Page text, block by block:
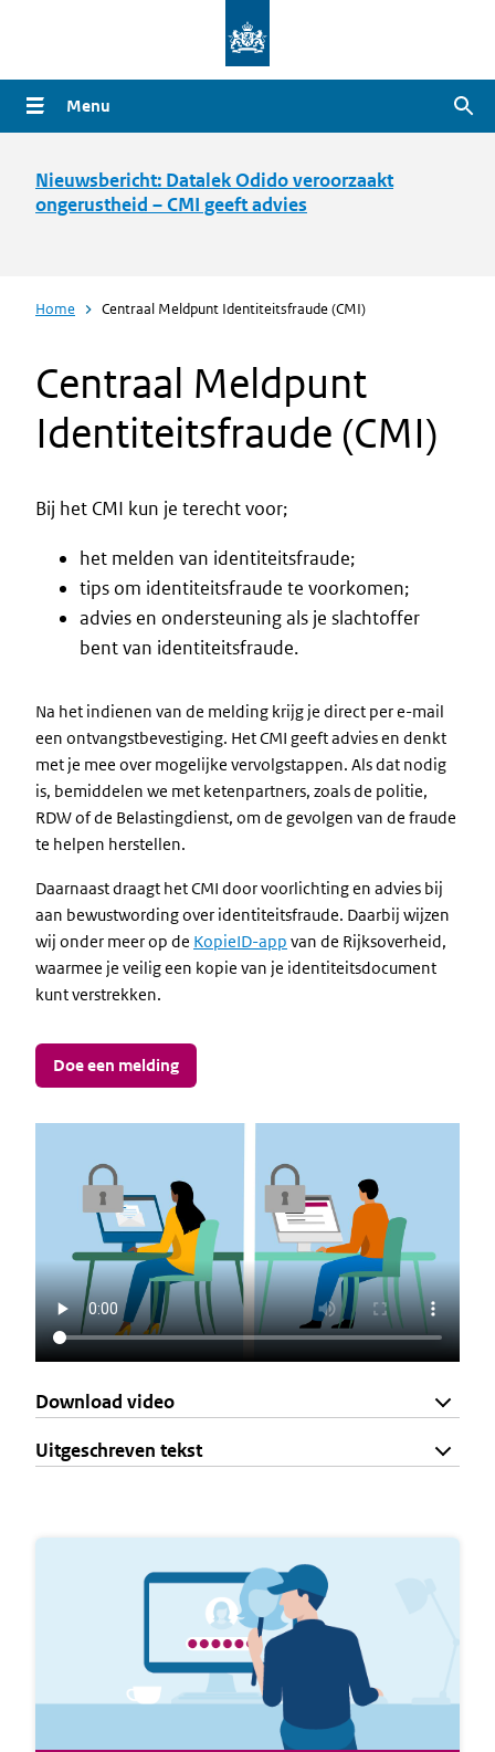
naar
de
gaan
Menu
Nieuwsbericht: Datalek Odido veroorzaakt
ongerustheid – CMI geeft advies
Home Centraal Meldpunt Identiteitsfraude (CMI)
Centraal Meldpunt
Identiteitsfraude (CMI)
Intro
Bij het CMI kun je terecht voor;
het melden van identiteitsfraude;
tips om identiteitsfraude te voorkomen;
advies en ondersteuning als je slachtoffer
bent van identiteitsfraude.
Na het indienen van de melding krijg je direct per e-mail
een ontvangstbevestiging. Het CMI geeft advies en denkt
met je mee over mogelijke vervolgstappen. Als dat nodig
is, bemiddelen we met ketenpartners, zoals de politie,
RDW of de Belastingdienst, om de gevolgen van de fraude
te helpen herstellen.
Daarnaast draagt het CMI door voorlichting en advies bij
aan bewustwording over identiteitsfraude. Daarbij wijzen
wij onder meer op de KopieID-app van de Rijksoverheid,
waarmee je veilig een kopie van je identiteitsdocument
kunt verstrekken.
Doe een melding
Download video
Uitgeschreven tekst